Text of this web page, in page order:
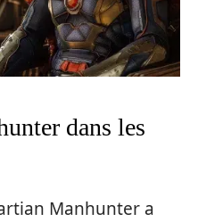
dans les
Manhunter a